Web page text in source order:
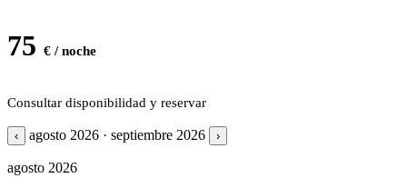
75 € / noche
Consultar disponibilidad y reservar
‹ agosto 2026 · septiembre 2026 ›
agosto 2026